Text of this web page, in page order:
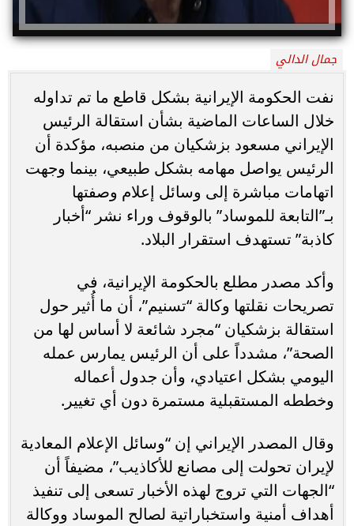
جمال الدالي
نفت الحكومة الإيرانية بشكل قاطع ما تم تداوله
خلال الساعات الماضية بشأن استقالة الرئيس
الإيراني مسعود بزشكيان من منصبه، مؤكدة أن
الرئيس يواصل مهامه بشكل طبيعي، بينما وجهت
اتهامات مباشرة إلى وسائل إعلام وصفتها
بـ”التابعة للموساد” بالوقوف وراء نشر “أخبار
كاذبة” تستهدف استقرار البلاد.
وأكد مصدر مطلع بالحكومة الإيرانية، في
تصريحات نقلتها وكالة “تسنيم”، أن ما أُثير حول
استقالة بزشكيان “مجرد شائعة لا أساس لها من
الصحة”، مشدداً على أن الرئيس يمارس عمله
اليومي بشكل اعتيادي، وأن جدول أعماله
وخططه المستقبلية مستمرة دون أي تغيير.
وقال المصدر الإيراني إن “وسائل الإعلام المعادية
لإيران تحولت إلى مصانع للأكاذيب”، مضيفاً أن
“الجهات التي تروج لهذه الأخبار تسعى إلى تنفيذ
أهداف أمنية واستخباراتية لصالح الموساد ووكالة